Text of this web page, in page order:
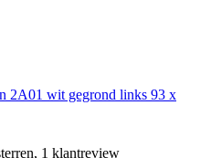
2A01 wit gegrond links 93 x
1 klantreview